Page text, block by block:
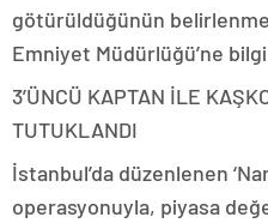
götürüldüğünün
Emniyet Müdürlüğü’ne
3’ÜNCÜ KAPTAN İLE
TUTUKLANDI
İstanbul’da düzenlenen
operasyonuyla, piyasa